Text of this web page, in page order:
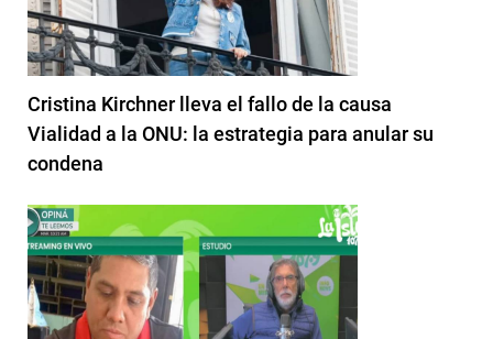
Cristina Kirchner lleva el fallo de la causa
Vialidad a la ONU: la estrategia para anular su
condena